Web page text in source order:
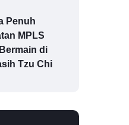
Penuh
MPLS
di
Tzu Chi